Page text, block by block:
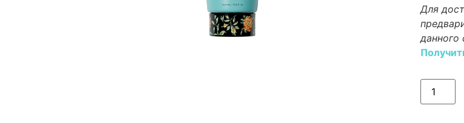
Для
данного